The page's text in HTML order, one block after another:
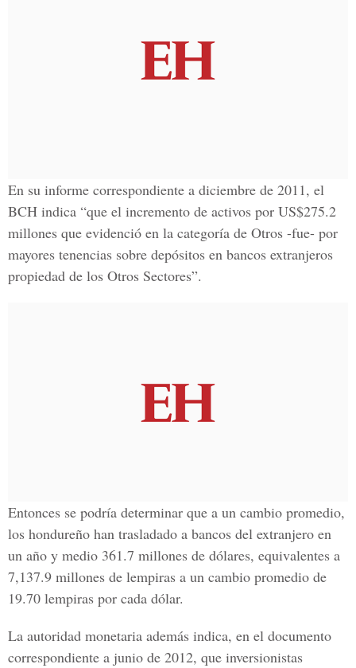
En su informe correspondiente a diciembre de 2011, el
BCH indica “que el incremento de activos por US$275.2
millones que evidenció en la categoría de Otros -fue- por
mayores tenencias sobre depósitos en bancos extranjeros
propiedad de los Otros Sectores”.
Entonces se podría determinar que a un cambio promedio,
los hondureño han trasladado a bancos del extranjero en
un año y medio 361.7 millones de dólares, equivalentes a
7,137.9 millones de lempiras a un cambio promedio de
19.70 lempiras por cada dólar.
La autoridad monetaria además indica, en el documento
correspondiente a junio de 2012, que inversionistas